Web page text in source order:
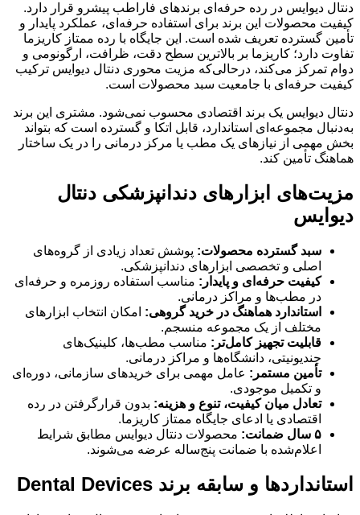
دنتال دیوایس در رده حرفه‌ای برندهای فاراطب پیشرو قرار دارد.
کیفیت محصولات این برند برای استفاده حرفه‌ای، عملکرد پایدار و
تأمین گسترده تعریف شده است. این جایگاه با رده ممتاز کاریزما
تفاوت دارد؛ کاریزما بر بالاترین سطح دقت، ظرافت، ارگونومی و
دوام تمرکز می‌کند، درحالی‌که مزیت محوری دنتال دیوایس ترکیب
کیفیت حرفه‌ای با جامعیت سبد محصولات است.
دنتال دیوایس یک برند اقتصادی محسوب نمی‌شود. مشتری این برند
به‌دنبال مجموعه‌ای استاندارد، قابل اتکا و گسترده است که بتواند
بخش مهمی از نیازهای یک مطب یا مرکز درمانی را در یک ساختار
هماهنگ تأمین کند.
مزیت‌های ابزارهای دندانپزشکی دنتال
دیوایس
سبد گسترده محصولات: پوشش تعداد زیادی از گروه‌های
اصلی و تخصصی ابزارهای دندانپزشکی.
کیفیت حرفه‌ای و پایدار: مناسب استفاده روزمره و حرفه‌ای
در مطب‌ها و مراکز درمانی.
استاندارد هماهنگ در خرید گروهی: امکان انتخاب ابزارهای
مختلف از یک مجموعه منسجم.
قابلیت تجهیز کامل‌تر: مناسب مطب‌ها، کلینیک‌های
چندیونیتی، دانشگاه‌ها و مراکز درمانی.
تأمین مستمر: عامل مهمی برای خریدهای سازمانی، دوره‌ای
و تکمیل موجودی.
تعادل میان کیفیت، تنوع و هزینه: بدون قرارگرفتن در رده
اقتصادی یا ادعای جایگاه ممتاز کاریزما.
۵ سال ضمانت:
محصولات دنتال دیوایس مطابق شرایط
اعلام‌شده با ضمانت پنج‌ساله عرضه می‌شوند.
استانداردها و سابقه برند Dental Devices